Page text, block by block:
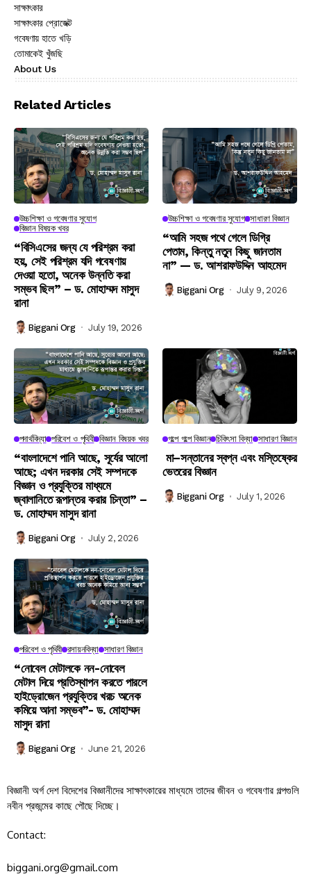
সাক্ষাৎকার
সাক্ষাৎকার প্রোজেক্ট
গবেষণায় হাতে খড়ি
তোমাকেই খুঁজছি
About Us
Related Articles
উচ্চশিক্ষা ও গবেষণার সুযোগ
বিজ্ঞান বিষয়ক খবর
“বিসিএসের জন্য যে পরিশ্রম করা
হয়, সেই পরিশ্রম যদি গবেষণায়
দেওয়া হতো, অনেক উন্নতি করা
সম্ভব ছিল” – ড. মোহাম্মদ মাসুদ
রানা
Biggani Org July 19, 2026
উচ্চশিক্ষা ও গবেষণার সুযোগ সাধারণ বিজ্ঞান
“আমি সহজ পথে গেলে ডিগ্রি
পেতাম, কিন্তু নতুন কিছু জানতাম
না” — ড. আশরাফউদ্দিন আহমেদ
Biggani Org July 9, 2026
পদার্থবিদ্যা পরিবেশ ও পৃথিবী বিজ্ঞান বিষয়ক খবর
“বাংলাদেশে পানি আছে, সূর্যের আলো
আছে; এখন দরকার সেই সম্পদকে
বিজ্ঞান ও প্রযুক্তির মাধ্যমে
জ্বালানিতে রূপান্তর করার চিন্তা” –
ড. মোহাম্মদ মাসুদ রানা
Biggani Org July 2, 2026
গল্পে গল্পে বিজ্ঞান চিকিৎসা বিদ্যা সাধারণ বিজ্ঞান
মা–সন্তানের স্বপ্ন এবং মস্তিষ্কের
ভেতরের বিজ্ঞান
Biggani Org July 1, 2026
পরিবেশ ও পৃথিবী রসায়নবিদ্যা সাধারণ বিজ্ঞান
“নোবেল মেটালকে নন-নোবেল
মেটাল দিয়ে প্রতিস্থাপন করতে পারলে
হাইড্রোজেন প্রযুক্তির খরচ অনেক
কমিয়ে আনা সম্ভব”- ড. মোহাম্মদ
মাসুদ রানা
Biggani Org June 21, 2026
বিজ্ঞানী অর্গ দেশ বিদেশের বিজ্ঞানীদের সাক্ষাৎকারের মাধ্যমে তাদের জীবন ও গবেষণার গল্পগুলি
নবীন প্রজন্মের কাছে পৌছে দিচ্ছে।
Contact:
biggani.org@gmail.com